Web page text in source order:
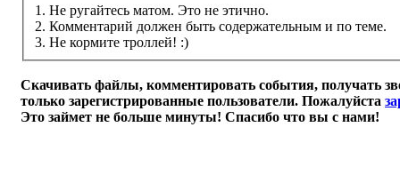
1. Не ругайтесь матом. Это не этично.
2. Комментарий должен быть содержательным и по теме.
3. Не кормите троллей! :)
Скачивать файлы, комментировать события, получать
только зарегистрированные пользователи. Пожалуйста
Это займет не больше минуты! Спасибо что вы с нами!